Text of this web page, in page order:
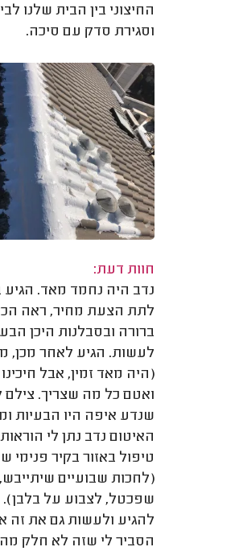
החיצוני בין הבית שלנו
וסגירת סדק עם סיכה.
חוות דעת:
נדב היה נחמד מאד.
לתת הצעת מחיר, ראה
ברורה ובסבלנות היכן
לעשות. הגיע לאחר מכן,
(היה מאד זמין, אבל
ואטם כל מה שצריך. צילם
שנדע איפה היו הבעיות
האיטום נדב נתן לי
טיפול באזור בקיר פנימי
(לחכות שבועיים
שפכטל, לצבוע על בלבן).
להגיע ולעשות גם את זה
הסביר לי שזה לא חלק